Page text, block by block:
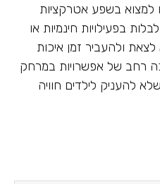
למצוא בשפע אטרקציות
בפעילויות חינמיות או
ולהעביר זמן איכות
רחב של אפשרויות במרחק
להעניק לילדים חוויה